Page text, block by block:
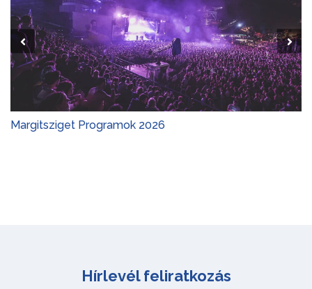
Margitsziget Programok 2026
Hírlevél feliratkozás